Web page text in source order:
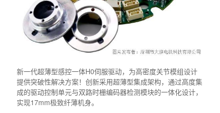
新一代超薄型感控一体H0伺服驱动，为高密度关节模组设计
提供突破性解决方案！创新采用超薄型集成架构，通过高度集
成的驱动控制单元与双路时栅编码器检测模块的一体化设计，
实现17mm极致纤薄机身。